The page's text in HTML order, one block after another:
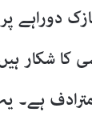
دوراہے
کا شکار
ہے۔